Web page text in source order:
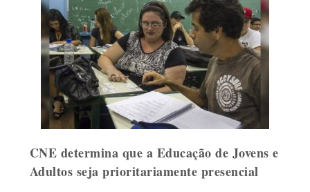
CNE determina que a Educação de Jovens e
Adultos seja prioritariamente presencial